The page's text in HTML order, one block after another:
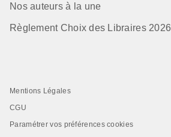
Nos auteurs à la une
Règlement Choix des Libraires 2026
Mentions Légales
CGU
Paramétrer vos préférences cookies